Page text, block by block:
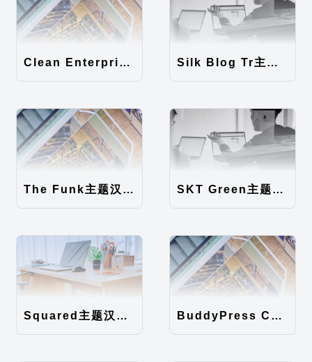
Clean Enterprise主题汉化包 Silk Blog Tr主题汉化包
The Funk主题汉化包 SKT Green主题汉化包
Squared主题汉化包 BuddyPress Colours主题汉化包